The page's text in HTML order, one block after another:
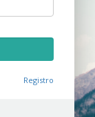
Registro